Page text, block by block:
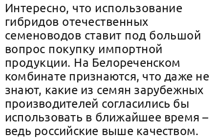
Интересно, что использование
гибридов отечественных
семеноводов ставит под большой
вопрос покупку импортной
продукции. На Белореченском
комбинате признаются, что даже не
знают, какие из семян зарубежных
производителей согласились бы
использовать в ближайшее время –
ведь российские выше качеством.